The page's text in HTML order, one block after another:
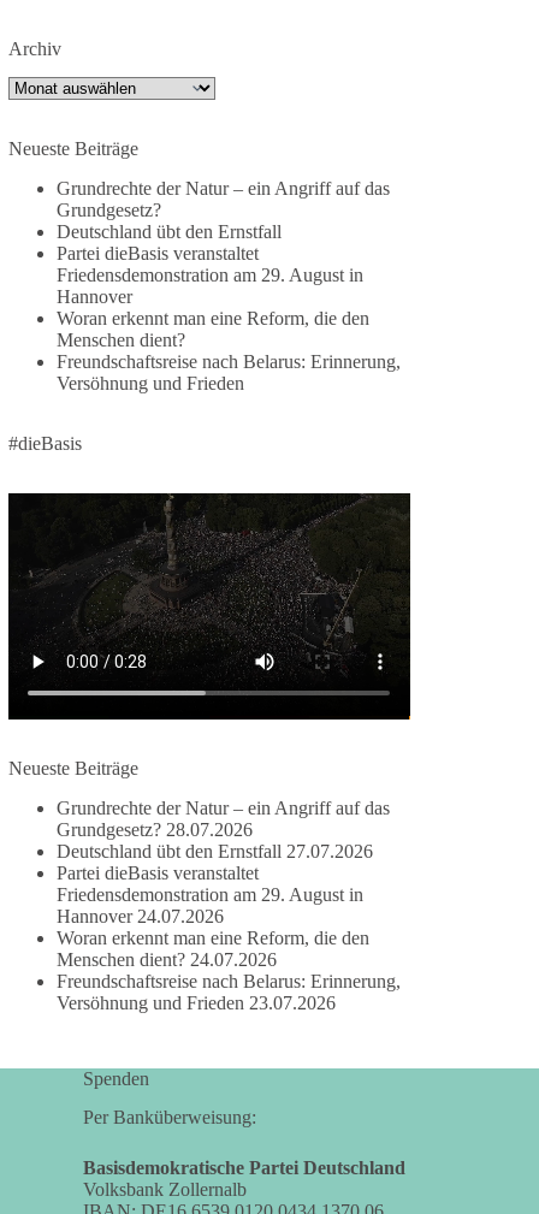
2 Tage(n) zuvor
Jetzt dieBasis Sachsen-Anhalt unterstützen!
Die Landtagswahl 2026 in Sachsen-Anhalt findet
am 6. September statt. Die Inhalte stehen – jetzt
müssen sie gesehen, geteilt und diskutiert werden.
Folge unseren Kanälen:
Facebook:
https://www.facebook.com/groups/diebasissachse
nanhalt/
Instragram:
halt/
https://www.tiktok.com/@diebasis_sachsenanhalt
https://x.com/DieBasisLSA
https://www.youtube.com/dieBasisSachsenAnhalt
🟩🟩🟦🟦🟥🟥🟧🟧
Like, teile und kommentiere unsere Beiträge,
damit noch mehr Menschen mitbekommen, wofür
wir stehen und warum es sich lohnt, dieBasis zu
Mehr Infos:https://diebasis-st.de/wahlprogramm/
#dieBasis #Landtagswahl #SachsenAnhalt
#DeineStimmezählt #jetztunterstützen
58 6 14 Auf Facebook ansehen
DieBasis
2 Tage(n) zuvor
🔎 Über 100-mal keine Antwort.
Anthony Fauci, Immunologe und Berater des
Anhörung des US-Senats auf mehr als 100
Fragen die Aussage verweigert. Die juristische
Archiv
Archiv
Neueste Beiträge
Grundrechte der Natur – ein Angriff auf das
Grundgesetz?
Deutschland übt den Ernstfall
Partei dieBasis veranstaltet
Friedensdemonstration am 29. August in
Hannover
Woran erkennt man eine Reform, die den
Menschen dient?
Freundschaftsreise nach Belarus: Erinnerung,
Versöhnung und Frieden
#dieBasis
Neueste Beiträge
Grundrechte der Natur – ein Angriff auf das
Grundgesetz? 28.07.2026
Deutschland übt den Ernstfall 27.07.2026
Partei dieBasis veranstaltet
Friedensdemonstration am 29. August in
Hannover 24.07.2026
Woran erkennt man eine Reform, die den
Menschen dient? 24.07.2026
Freundschaftsreise nach Belarus: Erinnerung,
Versöhnung und Frieden 23.07.2026
Spenden
Per Banküberweisung:
Basisdemokratische Partei Deutschland
Volksbank Zollernalb